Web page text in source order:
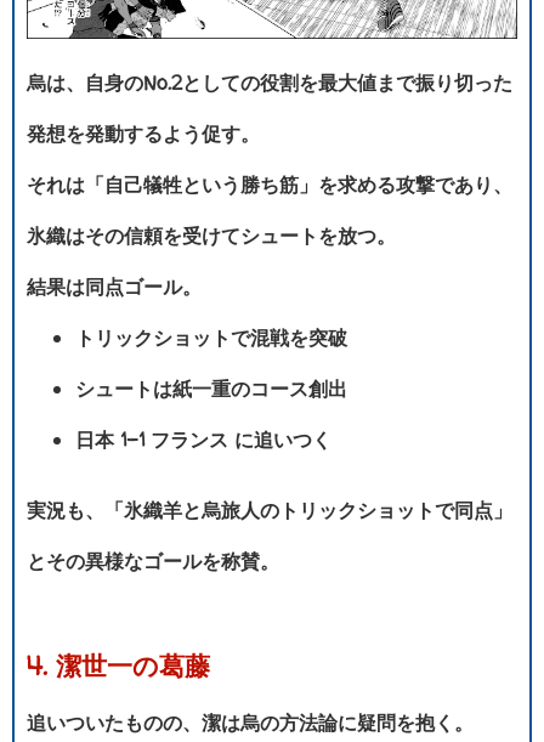
烏は、自身のNo.2としての役割を最大値まで振り切った
発想を発動するよう促す。
それは「自己犠牲という勝ち筋」を求める攻撃であり、
氷織はその信頼を受けてシュートを放つ。
結果は同点ゴール。
トリックショットで混戦を突破
シュートは紙一重のコース創出
日本 1-1 フランス に追いつく
実況も、「氷織羊と烏旅人のトリックショットで同点」
とその異様なゴールを称賛。
4. 潔世一の葛藤
追いついたものの、潔は烏の方法論に疑問を抱く。